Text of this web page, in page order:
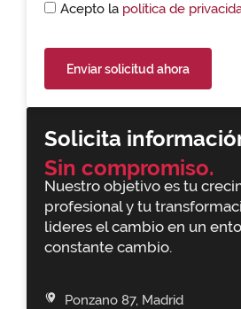
Solicita
Sin compromiso.
Nuestro objetivo es tu
profesional y tu
lideres el cambio en un
constante cambio.
Ponzano 87, Madrid
Acepto la política de
Enviar solicitud ahora